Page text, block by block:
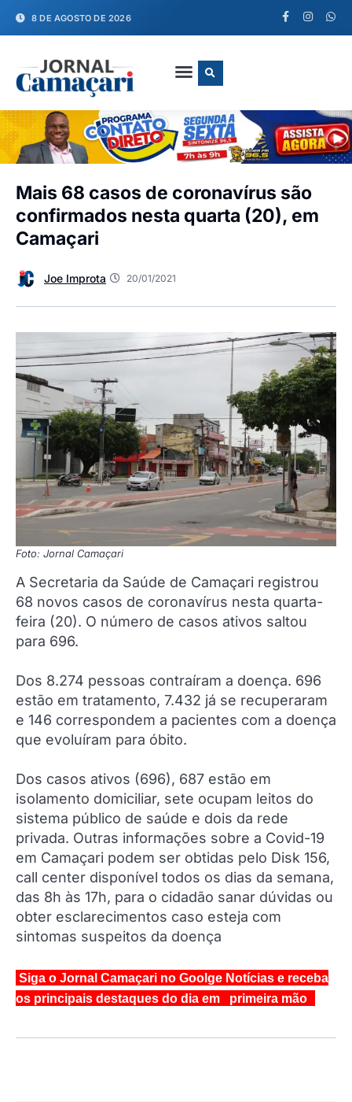
8 DE AGOSTO DE 2026
Mais 68 casos de coronavírus são
confirmados nesta quarta (20), em
Camaçari
Joe Improta 20/01/2021
Foto: Jornal Camaçari
A Secretaria da Saúde de Camaçari registrou
68 novos casos de coronavírus nesta quarta-
feira (20). O número de casos ativos saltou
para 696.
Dos 8.274 pessoas contraíram a doença. 696
estão em tratamento, 7.432 já se recuperaram
e 146 correspondem a pacientes com a doença
que evoluíram para óbito.
Dos casos ativos (696), 687 estão em
isolamento domiciliar, sete ocupam leitos do
sistema público de saúde e dois da rede
privada. Outras informações sobre a Covid-19
em Camaçari podem ser obtidas pelo Disk 156,
call center disponível todos os dias da semana,
das 8h às 17h, para o cidadão sanar dúvidas ou
obter esclarecimentos caso esteja com
sintomas suspeitos da doença
Siga o Jornal Camaçari no Goolge Notícias e receba
os principais destaques do dia em primeira mão